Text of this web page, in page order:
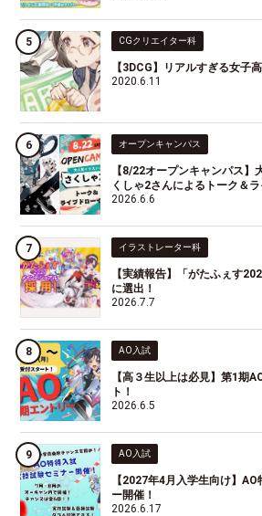
CGクリエイター科
【3DCG】リアルすぎる女子高
2020.6.11
オープンキャンパス
【8/22オープンキャンパス】
くしゃ2さんによるトーク＆
2026.6.6
イラストレーター科
【実績報告】「がたふぇす
に選出！
2026.7.7
AO入試
【高３生以上は必見】第1期
ト！
2026.6.5
AO入試
【2027年4月入学生向け】
ー開催！
2026.6.17